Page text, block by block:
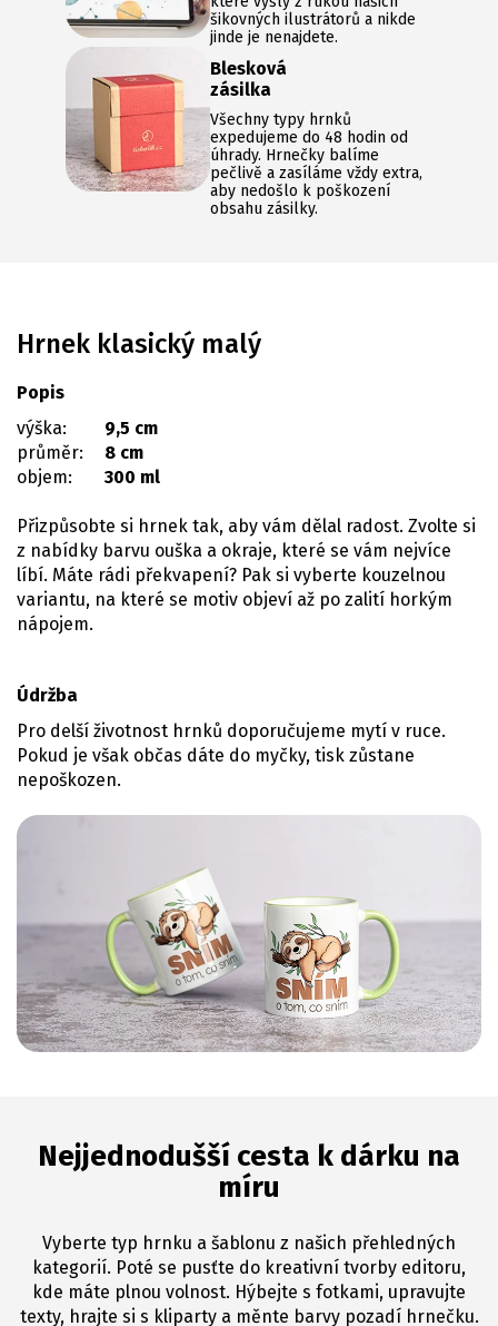
šikovných ilustrátorů a nikde
jinde je nenajdete.
Blesková
zásilka
Všechny typy hrnků
expedujeme do 48 hodin od
úhrady. Hrnečky balíme
pečlivě a zasíláme vždy extra,
aby nedošlo k poškození
obsahu zásilky.
Hrnek klasický malý
Popis
výška:
9,5 cm
průměr:
8 cm
objem:
300 ml
Přizpůsobte si hrnek tak, aby vám dělal radost. Zvolte si
z nabídky barvu ouška a okraje, které se vám nejvíce
líbí. Máte rádi překvapení? Pak si vyberte kouzelnou
variantu, na které se motiv objeví až po zalití horkým
nápojem.
Údržba
Pro delší životnost hrnků doporučujeme mytí v ruce.
Pokud je však občas dáte do myčky, tisk zůstane
nepoškozen.
Nejjednodušší cesta k dárku na
míru
Vyberte typ hrnku a šablonu z našich přehledných
kategorií. Poté se pusťte do kreativní tvorby editoru,
kde máte plnou volnost. Hýbejte s fotkami, upravujte
texty, hrajte si s kliparty a měnte barvy pozadí hrnečku.